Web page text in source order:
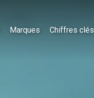
Marques Chiffres clés